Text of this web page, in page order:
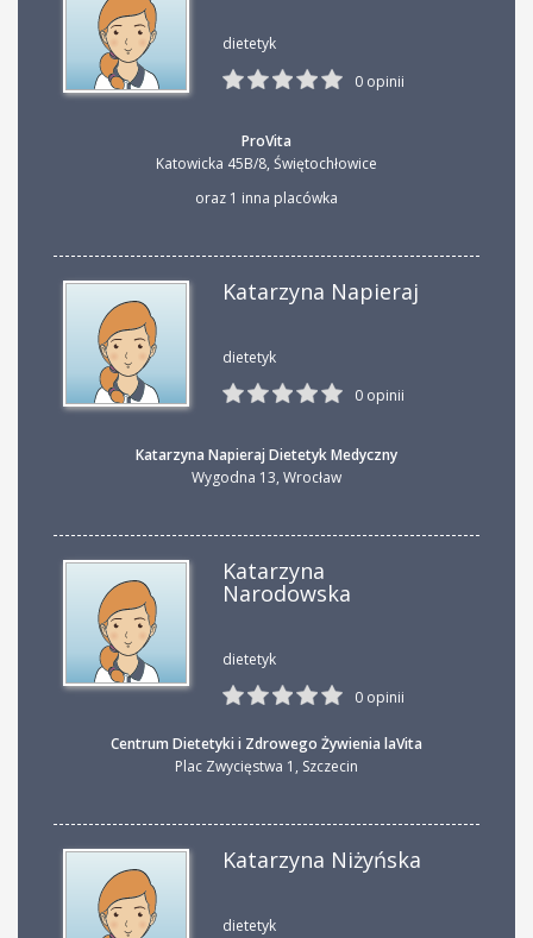
dietetyk
0 opinii
ProVita
Katowicka 45B/8, Świętochłowice
oraz 1 inna placówka
Katarzyna Napieraj
dietetyk
0 opinii
Katarzyna Napieraj Dietetyk Medyczny
Wygodna 13, Wrocław
Katarzyna
Narodowska
dietetyk
0 opinii
Centrum Dietetyki i Zdrowego Żywienia laVita
Plac Zwycięstwa 1 , Szczecin
Katarzyna Niżyńska
dietetyk